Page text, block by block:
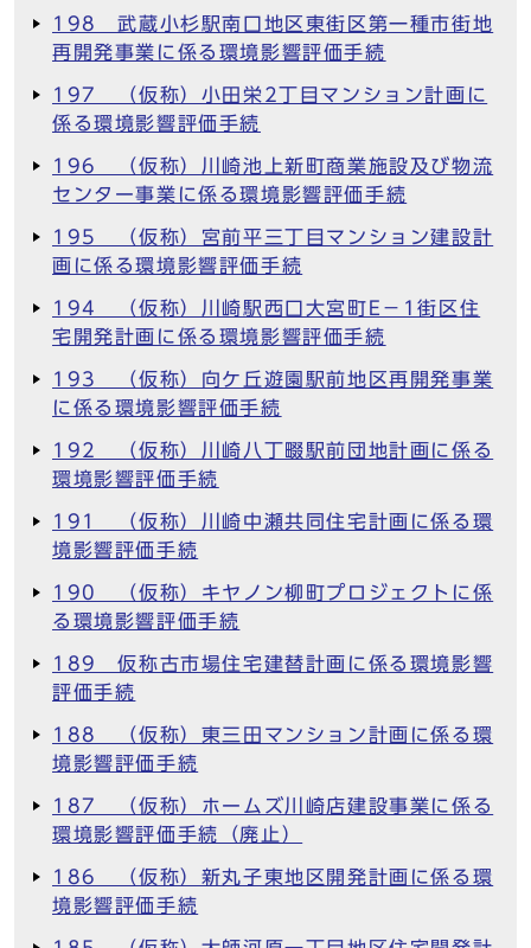
198 武蔵小杉駅南口地区東街区第一種市街地
再開発事業に係る環境影響評価手続
197 （仮称）小田栄2丁目マンション計画に
係る環境影響評価手続
196 （仮称）川崎池上新町商業施設及び物流
センター事業に係る環境影響評価手続
195 （仮称）宮前平三丁目マンション建設計
画に係る環境影響評価手続
194 （仮称）川崎駅西口大宮町E－1街区住
宅開発計画に係る環境影響評価手続
193 （仮称）向ケ丘遊園駅前地区再開発事業
に係る環境影響評価手続
192 （仮称）川崎八丁畷駅前団地計画に係る
環境影響評価手続
191 （仮称）川崎中瀬共同住宅計画に係る環
境影響評価手続
190 （仮称）キヤノン柳町プロジェクトに係
る環境影響評価手続
189 仮称古市場住宅建替計画に係る環境影響
評価手続
188 （仮称）東三田マンション計画に係る環
境影響評価手続
187 （仮称）ホームズ川崎店建設事業に係る
環境影響評価手続（廃止）
186 （仮称）新丸子東地区開発計画に係る環
境影響評価手続